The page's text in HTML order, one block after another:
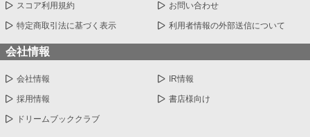
スコア利用規約 お問い合わせ
特定商取引法に基づく表示 利用者情報の外部送信について
会社情報
会社情報 IR情報
採用情報 書店様向け
ドリームブッククラブ